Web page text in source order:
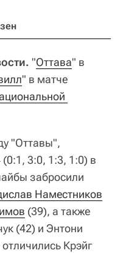
"Оттава" в
" в матче
"Оттавы",
3:0, 1:3, 1:0) в
забросили
Наместников
(39), а также
(42) и Энтони
Крэйг